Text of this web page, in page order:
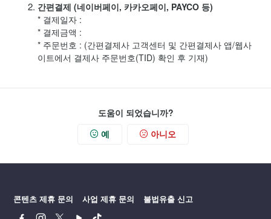
간편결제 (네이버페이, 카카오페이, PAYCO 등)
* 결제일자 :
* 결제금액 :
* 주문번호 : (간편결제사 고객센터 및 간편결제사 앱/웹사
이트에서 결제사 주문번호(TID) 확인 후 기재)
도움이 되었습니까?
예 아니오
콘텐츠 제휴 문의 사업 제휴 문의 불법유출 신고
페
인